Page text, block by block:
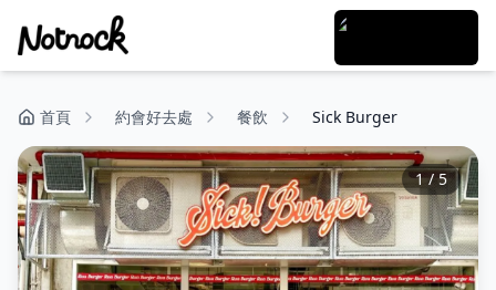
首頁 約會好去處 餐飲 Sick Burger
1/5